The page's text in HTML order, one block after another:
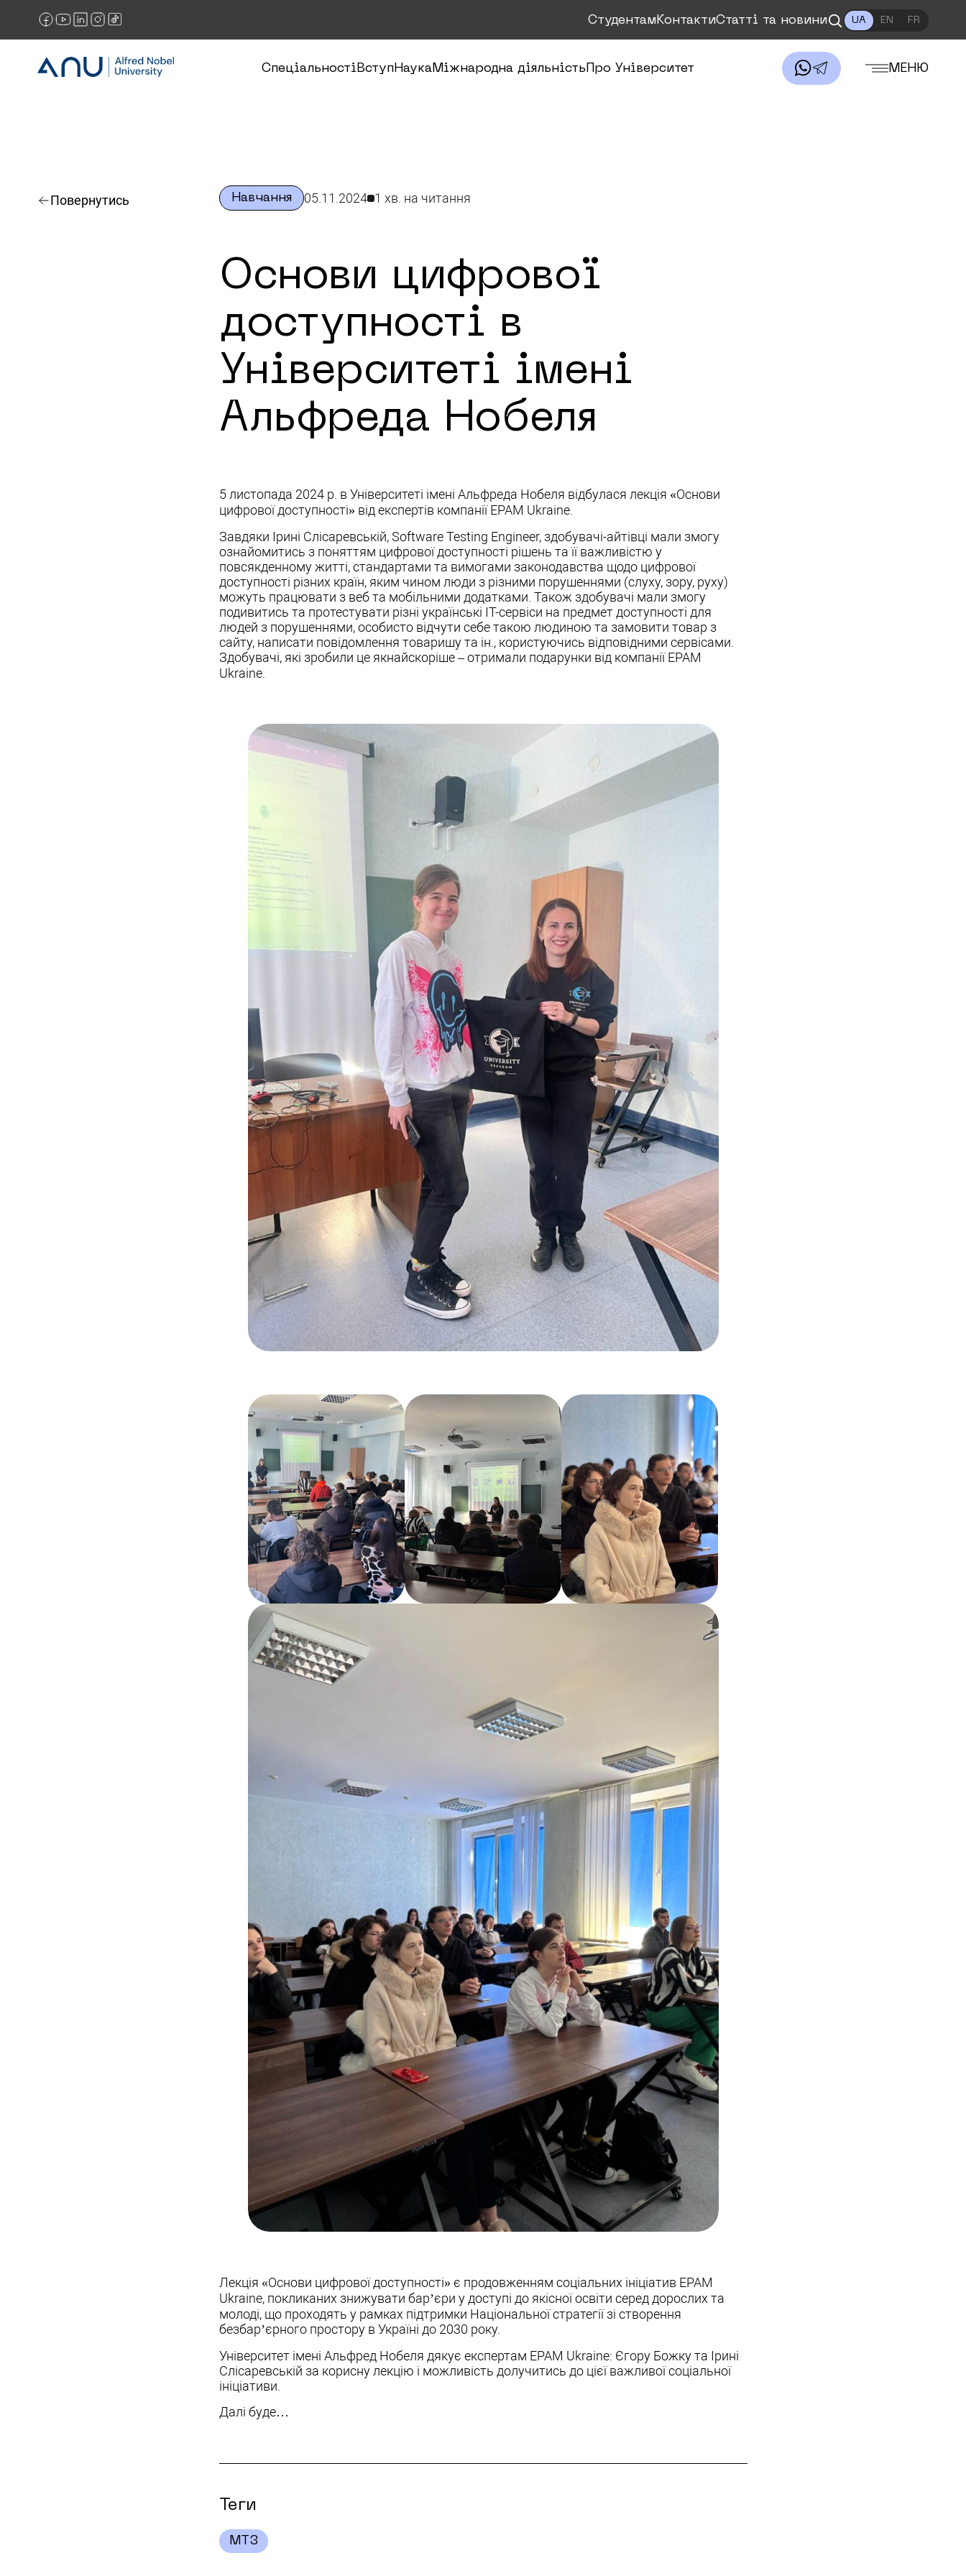
СтудентамКонтактиСтатті та новини UA EN FR
Спеціальності ВступНаукаМіжнародна діяльність Про Університет МЕНЮ
Повернутись Навчання 05.11.2024 1 хв. на читання
Основи цифрової
доступності в
Університеті імені
Альфреда Нобеля
5 листопада 2024 р. в Університеті імені Альфреда Нобеля відбулася лекція «Основи
цифрової доступності» від експертів компанії ЕРАМ Ukraine.
Завдяки Ірині Слісаревській, Software Testing Engineer, здобувачі-айтівці мали змогу
ознайомитись з поняттям цифрової доступності рішень та її важливістю у
повсякденному житті, стандартами та вимогами законодавства щодо цифрової
доступності різних країн, яким чином люди з різними порушеннями (слуху, зору, руху)
можуть працювати з веб та мобільними додатками. Також здобувачі мали змогу
подивитись та протестувати різні українські ІТ-сервіси на предмет доступності для
людей з порушеннями, особисто відчути себе такою людиною та замовити товар з
сайту, написати повідомлення товаришу та ін., користуючись відповідними сервісами.
Здобувачі, які зробили це якнайскоріше – отримали подарунки від компанії ЕРАМ
Ukraine.
Лекція «Основи цифрової доступності» є продовженням соціальних ініціатив EPAM
Ukraine, покликаних знижувати бар’єри у доступі до якісної освіти серед дорослих та
молоді, що проходять у рамках підтримки Національної стратегії зі створення
безбар’єрного простору в Україні до 2030 року.
Університет імені Альфред Нобеля дякує експертам EPAM Ukraine: Єгору Божку та Ірині
Слісаревській за корисну лекцію і можливість долучитись до цієї важливої соціальної
ініціативи.
Далі буде…
Теги
МТЗ